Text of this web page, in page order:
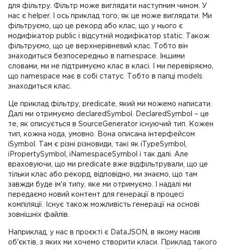
для фільтру. Фільтр може виглядати наступним чином. У
нас є helper. І ось приклад того, як це може виглядати. Ми
фільтруємо, що це рекорд або клас, що у нього є
модифікатор public і відсутній модифікатор static. Також
фільтруємо, що це верхнерівневий клас. Тобто він
знаходиться безпосередньо в namespace. Іншими
словами, ми не підтримуємо клас в класі. І ми перевіряємо,
що namespace має в собі статус. Тобто в папці models
знаходиться клас.
Це приклад фільтру, predicate, який ми можемо написати.
Далі ми отримуємо declaredSymbol. DeclaredSymbol – це
те, як описується в SourceGenerator існуючий тип. Кожен
тип, кожна нода, умовно. Вона описана інтерфейсом
iSymbol. Там є різні різновиди, такі як iTypeSymbol,
iPropertySymbol, iNamespaceSymbol і так далі. Але
враховуючи, що ми predicate вже відфільтрували, що це
тільки клас або рекорд, відповідно, ми знаємо, що там
завжди буде ім'я типу, яке ми отримуємо. І надалі ми
передаємо новий контент для генерації в процесі
компіляції. Існує також можливість генерації на основі
зовнішніх файлів.
Наприклад, у нас в проєкті є DataJSON, в якому масив
об'єктів, з яких ми хочемо створити класи. Приклад такого